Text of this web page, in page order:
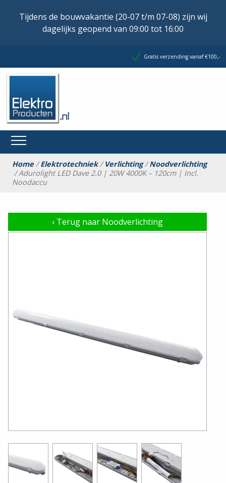
Tijdens de bouwvakantie (20-07 t/m 07-08) zijn wij
dagelijks geopend van 09:00 tot 16:00
Gratis verzending vanaf €100,-
Home/Elektrotechniek/Verlichting/Noodverlichting
/ Adurolight LED Dave 2.0 | 20W 4000K – 120cm | Incl.
Noodaccu
‹ Terug naar Noodverlichting